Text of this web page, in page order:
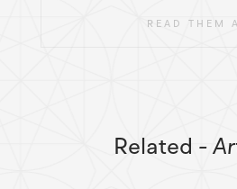
READ THEM
Related -